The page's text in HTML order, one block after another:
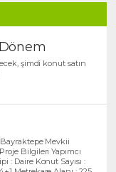
şimdi konut satın
Mevkii
Bilgileri Yapımcı
: Daire Konut Sayısı :